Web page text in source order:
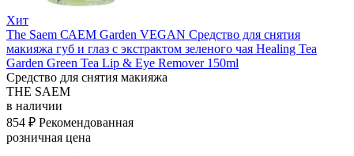
Хит
The Saem САЕМ Garden VEGAN Средство для снятия
макияжа губ и глаз с экстрактом зеленого чая Healing Tea
Garden Green Tea Lip & Eye Remover 150ml
Средство для снятия макияжа
THE SAEM
в наличии
854 ₽ Рекомендованная
розничная цена